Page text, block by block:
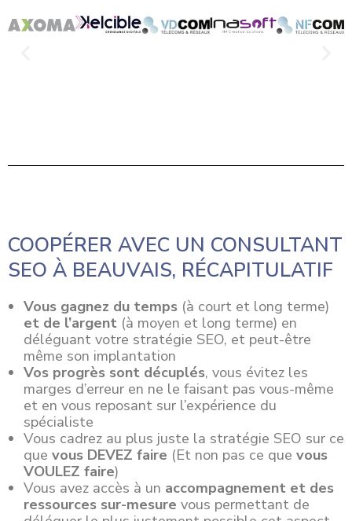
COOPÉRER AVEC UN CONSULTANT
SEO À BEAUVAIS, RÉCAPITULATIF
Vous gagnez du temps (à court et long terme)
et de l’argent (à moyen et long terme) en
déléguant votre stratégie SEO, et peut-être
même son implantation
Vos progrès sont décuplés, vous évitez les
marges d’erreur en ne le faisant pas vous-même
et en vous reposant sur l’expérience du
spécialiste
Vous cadrez au plus juste la stratégie SEO sur ce
que vous DEVEZ faire (Et non pas ce que vous
VOULEZ faire)
Vous avez accès à un accompagnement et des
ressources sur-mesure vous permettant de